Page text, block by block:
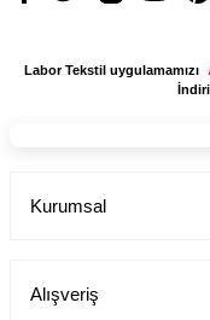
Labor Tekstil uygulamamızı
Kurumsal
Alışveriş